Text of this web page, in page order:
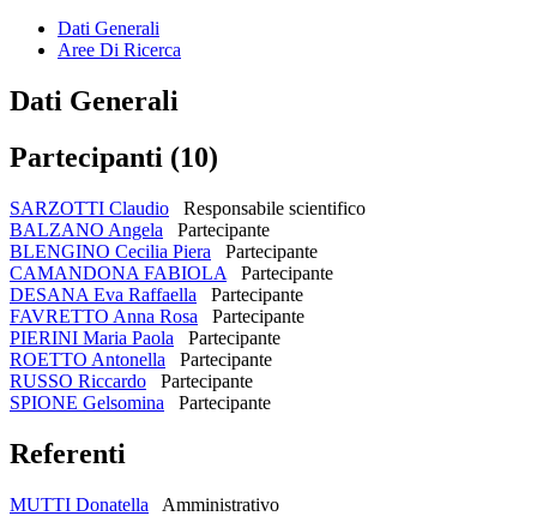
Dati Generali
Aree Di Ricerca
Dati Generali
Partecipanti (10)
SARZOTTI Claudio
Responsabile scientifico
BALZANO Angela
Partecipante
BLENGINO Cecilia Piera
Partecipante
CAMANDONA FABIOLA
Partecipante
DESANA Eva Raffaella
Partecipante
FAVRETTO Anna Rosa
Partecipante
PIERINI Maria Paola
Partecipante
ROETTO Antonella
Partecipante
RUSSO Riccardo
Partecipante
SPIONE Gelsomina
Partecipante
Referenti
MUTTI Donatella Amministrativo